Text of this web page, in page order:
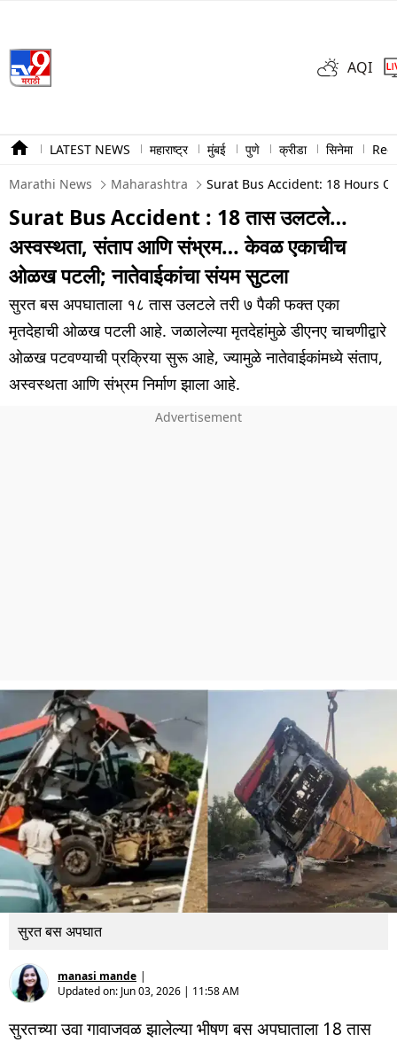
AQI
LATEST NEWS महाराष्ट्र मुंबई पुणे क्रीडा सिनेमा
Marathi News Maharashtra Surat Bus Accident: 18 Hours
Surat Bus Accident : 18 तास उलटले…
अस्वस्थता, संताप आणि संभ्रम… केवळ एकाचीच
ओळख पटली; नातेवाईकांचा संयम सुटला
सुरत बस अपघाताला १८ तास उलटले तरी ७ पैकी फक्त एका
मृतदेहाची ओळख पटली आहे. जळालेल्या मृतदेहांमुळे डीएनए चाचणीद्वारे
ओळख पटवण्याची प्रक्रिया सुरू आहे, ज्यामुळे नातेवाईकांमध्ये संताप,
अस्वस्थता आणि संभ्रम निर्माण झाला आहे.
सुरत बस अपघात
manasi mande |
Updated on: Jun 03, 2026 | 11:58 AM
सुरतच्या उवा गावाजवळ झालेल्या भीषण बस अपघाताला 18 तास